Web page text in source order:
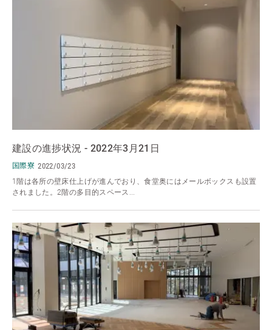
建設の進捗状況 - 2022年3月21日
国際寮 2022/03/23
1階は各所の壁床仕上げが進んでおり、食堂奥にはメールボックスも設置
されました。2階の多目的スペース...